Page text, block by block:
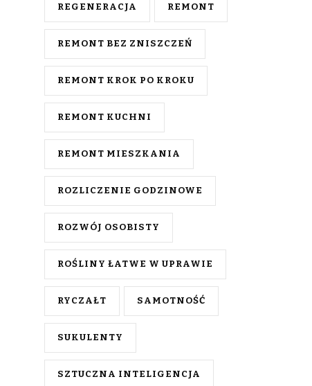
REGENERACJA REMONT
REMONT BEZ ZNISZCZEŃ
REMONT KROK PO KROKU
REMONT KUCHNI
REMONT MIESZKANIA
ROZLICZENIE GODZINOWE
ROZWÓJ OSOBISTY
ROŚLINY ŁATWE W UPRAWIE
RYCZAŁT SAMOTNOŚĆ
SUKULENTY
SZTUCZNA INTELIGENCJA